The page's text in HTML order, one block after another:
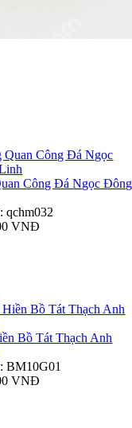
Công Đá Ngọc Đông
qchm032
VNĐ
Bồ Tát Thạch Anh
BM10G01
VNĐ